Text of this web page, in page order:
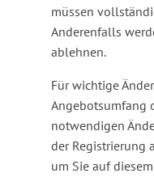
müssen
Anderenfalls
ablehnen.
Für wichtige
Angebotsumfang
notwendigen
der Registrierung
um Sie auf